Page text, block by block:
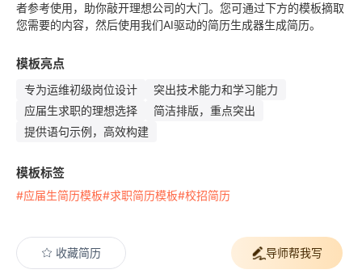
者参考使用，助你敲开理想公司的大门。您可通过下方的模板摘取
您需要的内容，然后使用我们AI驱动的简历生成器生成简历。
模板亮点
专为运维初级岗位设计
突出技术能力和学习能力
应届生求职的理想选择
简洁排版，重点突出
提供语句示例，高效构建
模板标签
#应届生简历模板#求职简历模板#校招简历
收藏简历 导师帮我写